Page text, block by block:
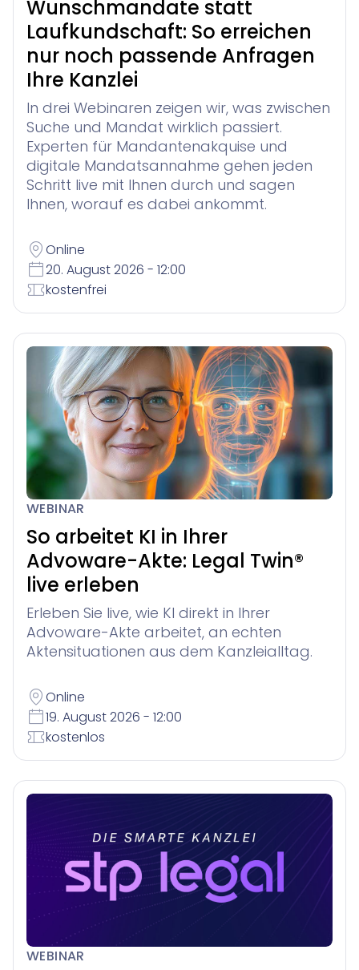
Wunschmandate statt
Laufkundschaft: So erreichen
nur noch passende Anfragen
Ihre Kanzlei
In drei Webinaren zeigen wir, was zwischen
Suche und Mandat wirklich passiert.
Experten für Mandantenakquise und
digitale Mandatsannahme gehen jeden
Schritt live mit Ihnen durch und sagen
Ihnen, worauf es dabei ankommt.
Online
20. August 2026 - 12:00
kostenfrei
WEBINAR
So arbeitet KI in Ihrer
Advoware-Akte: Legal Twin®
live erleben
Erleben Sie live, wie KI direkt in Ihrer
Advoware-Akte arbeitet, an echten
Aktensituationen aus dem Kanzleialltag.
Online
19. August 2026 - 12:00
kostenlos
WEBINAR